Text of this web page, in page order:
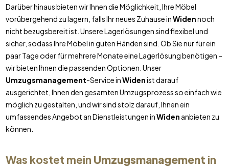
Darüber hinaus bieten wir Ihnen die Möglichkeit, Ihre Möbel
vorübergehend zu lagern, falls Ihr neues Zuhause inWidennoch
nicht bezugsbereit ist. Unsere Lagerlösungen sind flexibel und
sicher, sodass Ihre Möbel in guten Händen sind. Ob Sie nur für ein
paar Tage oder für mehrere Monate eine Lagerlösung benötigen –
wir bieten Ihnen die passenden Optionen. Unser
Umzugsmanagement-Service inWidenist darauf
ausgerichtet, Ihnen den gesamten Umzugsprozess so einfach wie
möglich zu gestalten, und wir sind stolz darauf, Ihnen ein
umfassendes Angebot an Dienstleistungen inWiden anbieten zu
können.
Was kostet mein Umzugsmanagement in